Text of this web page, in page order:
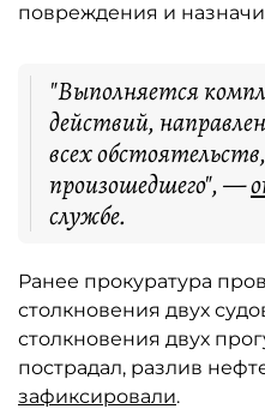
повреждения и
"Выполняется
действий,
всех
произошедшего", —
службе.
Ранее прокуратура
столкновения двух
столкновения двух
пострадал, разлив
зафиксировали.